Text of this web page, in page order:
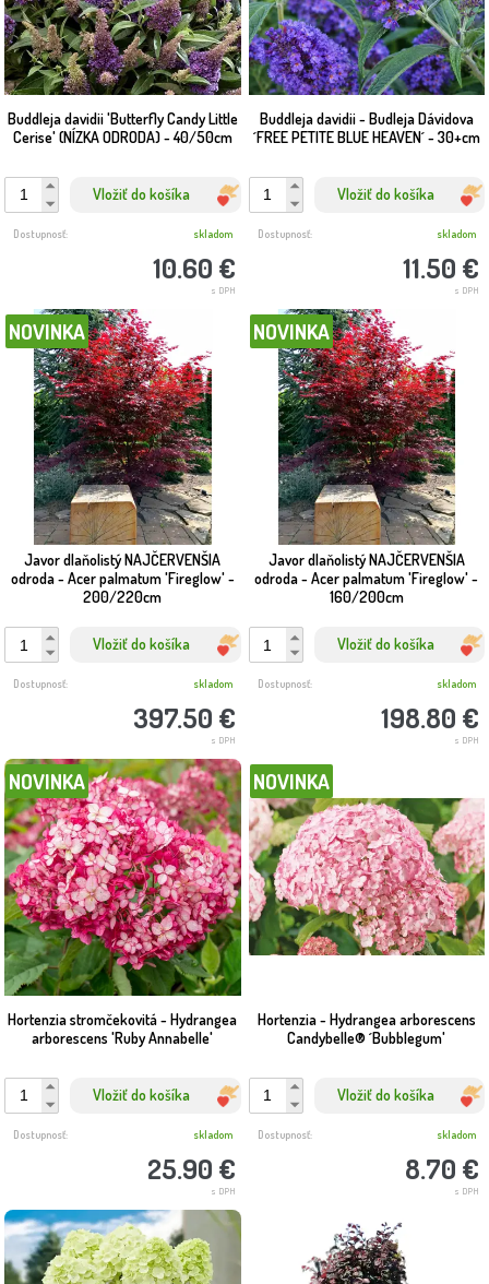
Buddleja davidii 'Butterfly Candy Little
Cerise' (NÍZKA ODRODA) - 40/50cm
Vložiť do košíka
10.60 €
s DPH
Dostupnosť: skladom
Buddleja davidii - Budleja Dávidova
´FREE PETITE BLUE HEAVEN´ - 30+cm
Vložiť do košíka
11.50 €
s DPH
Dostupnosť: skladom
Javor dlaňolistý NAJČERVENŠIA
odroda - Acer palmatum 'Fireglow' -
200/220cm
NOVINKA
Vložiť do košíka
397.50 €
s DPH
Dostupnosť: skladom
Javor dlaňolistý NAJČERVENŠIA
odroda - Acer palmatum 'Fireglow' -
160/200cm
NOVINKA
Vložiť do košíka
198.80 €
s DPH
Dostupnosť: skladom
Hortenzia stromčekovitá - Hydrangea
arborescens 'Ruby Annabelle'
NOVINKA
Vložiť do košíka
25.90 €
s DPH
Dostupnosť: skladom
Hortenzia - Hydrangea arborescens
Candybelle® ´Bubblegum'
NOVINKA
Vložiť do košíka
8.70 €
s DPH
Dostupnosť: skladom